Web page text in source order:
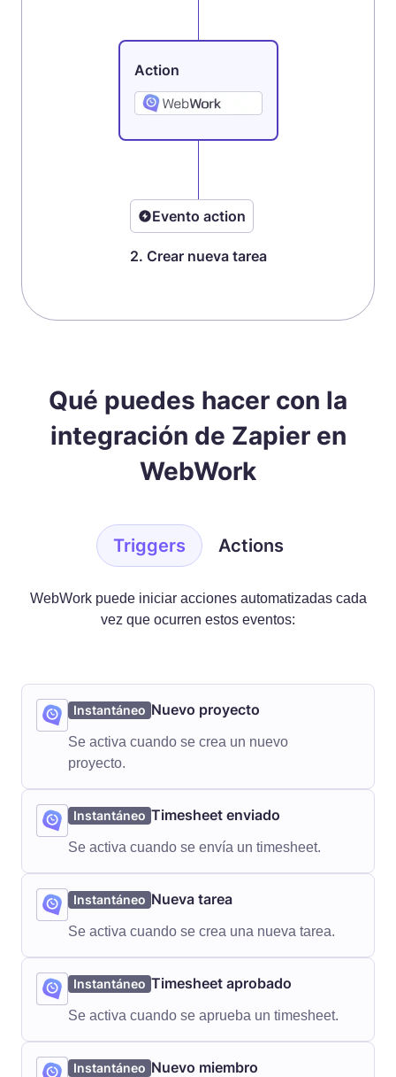
Action
Evento action
2. Crear nueva tarea
Qué puedes hacer con la
integración de Zapier en
WebWork
Triggers Actions
WebWork puede iniciar acciones automatizadas cada
vez que ocurren estos eventos:
Instantáneo Nuevo proyecto
Se activa cuando se crea un nuevo
proyecto.
Instantáneo Timesheet enviado
Se activa cuando se envía un timesheet.
Instantáneo Nueva tarea
Se activa cuando se crea una nueva tarea.
Instantáneo Timesheet aprobado
Se activa cuando se aprueba un timesheet.
Instantáneo Nuevo miembro